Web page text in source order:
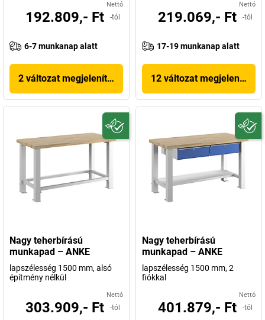
Nettó
192.809,- Ft -tól
6-7 munkanap alatt
2 változat megjelenítése
Nettó
219.069,- Ft -tól
17-19 munkanap alatt
12 változat megjelenítése
Nagy teherbírású
munkapad – ANKE
lapszélesség 1500 mm, alsó
építmény nélkül
Nettó
303.909,- Ft -tól
Nagy teherbírású
munkapad – ANKE
lapszélesség 1500 mm, 2
fiókkal
Nettó
401.879,- Ft -tól